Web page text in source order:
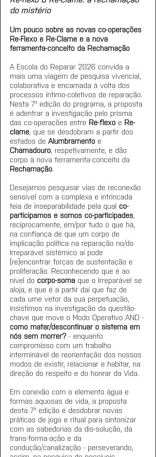
do mistério
Um pouco sobre as novas co-operações
Re-Flexo e Re-Clame e a nova
ferramenta-conceito da Rechamação
A Escola do Reparar 2026 convida a
mais uma viagem de pesquisa vivencial,
colaborativa e encarnada à volta dos
processos íntimo-coletivos de reparação.
Nesta 7ª edição do programa, a proposta
é adentrar a investigação pelo prisma
das co-operações entre Re-flexo e Re-
clame, que se desdobram a partir dos
estados de Alumbramento e
Chamadouro, respetivamente, e dão
corpo à nova ferramenta-conceito da
Rechamação.
Desejamos pesquisar vias de reconexão
sensível com a complexa e intrincada
teia de inseparabilidade pela qual co-
participamos e somos co-participades,
reciprocamente, em/por tudo o que há,
na confiança de que um corpo de
implicação política na reparação no/do
Irreparável sistémico aí pode
(re)encontrar forças de sustentação e
proliferação. Reconhecendo que é ao
nível do corpo-soma que o Irreparável se
aloja, e que é a partir daí que faz de
cada ume vetor da sua perpetuação,
insistimos na investigação da questão-
chave que move o Modo Operativo AND -
como matar/descontinuar o sistema em
nós sem morrer? - enquanto
compromisso com um trabalho
interminável de reorientação dos nossos
modos de existir, relacionar e habitar, na
direção do respeito e do honrar da Vida.
Em conexão com o elemento água e
formas aquosas de vida, a proposta
desta 7ª edição é desdobrar novas
práticas de jogo e ritual para sintonizar
com as sabedorias da dis-solução, da
trans-forma-ação e da
condução/canalização - perseverando,